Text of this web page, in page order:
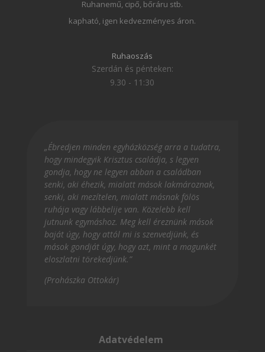
Ruhanemű, cipő, bőráru stb.
kapható, igen kedvezményes áron.
Ruhaoszás
Szerdán és pénteken:
9.30 - 11:30
„Ébredjen minden egyházközség arra a tudatra,
hogy mindegyik Krisztus családja, s legyen
gondja, hogy ne legyen abban a családban
senki, aki éhezik, mialatt mások lakmároznak,
senki, aki mezítelen, mialatt másnak fölös
ruhája vagy lábbelije van. Közelebb kell
jutnunk egymáshoz. Meg kell éreznünk mások
baját úgy, hogy attól mi is szenvedjünk, és
mások gondját úgy, hogy azt, mint a magunkét
eloszlatni törekedjünk.”
(Prohászka Ottokár)
Adatvédelem